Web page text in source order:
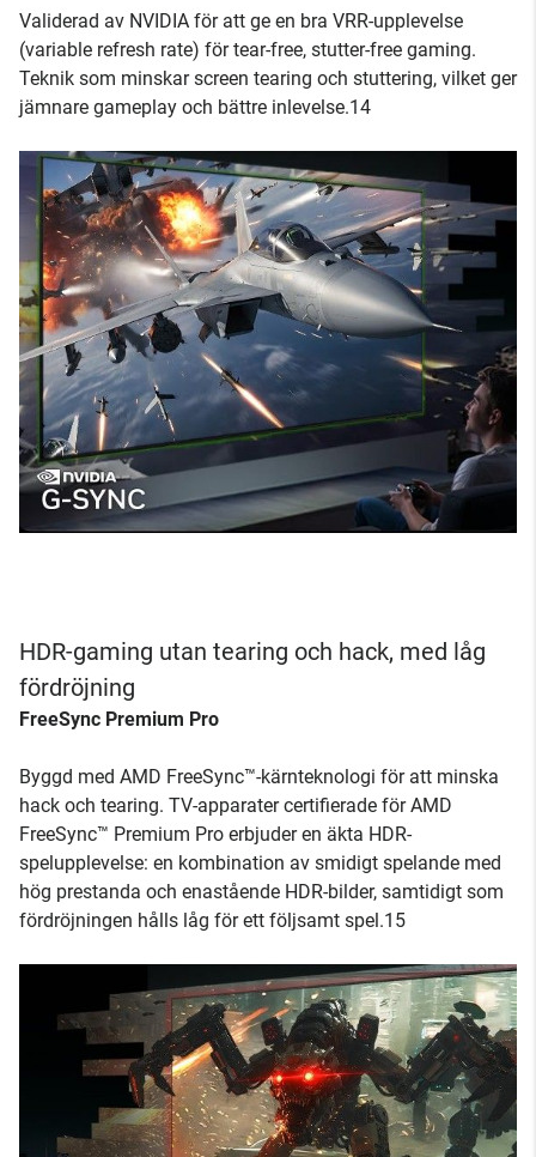
Validerad av NVIDIA för att ge en bra VRR-upplevelse
(variable refresh rate) för tear-free, stutter-free gaming.
Teknik som minskar screen tearing och stuttering, vilket ger
jämnare gameplay och bättre inlevelse.14
HDR-gaming utan tearing och hack, med låg
fördröjning
FreeSync Premium Pro
Byggd med AMD FreeSync™-kärnteknologi för att minska
hack och tearing. TV-apparater certifierade för AMD
FreeSync™ Premium Pro erbjuder en äkta HDR-
spelupplevelse: en kombination av smidigt spelande med
hög prestanda och enastående HDR-bilder, samtidigt som
fördröjningen hålls låg för ett följsamt spel.15